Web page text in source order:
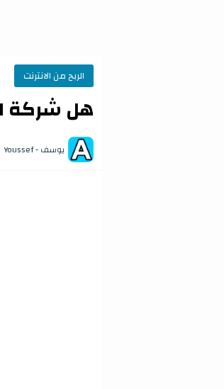
الربح من الانترنت
هل شركة XM موثوقة
يوسف - Youssef